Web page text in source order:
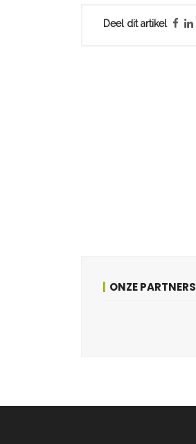
Deel dit artikel
ONZE PARTNERS